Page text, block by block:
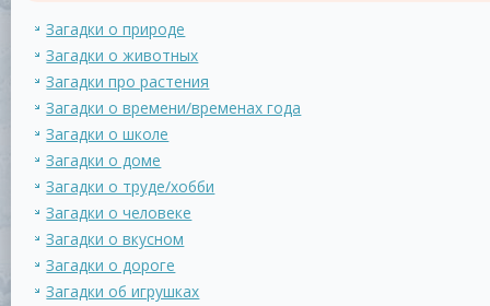
Загадки о природе
Загадки о животных
Загадки про растения
Загадки о времени/временах года
Загадки о школе
Загадки о доме
Загадки о труде/хобби
Загадки о человеке
Загадки о вкусном
Загадки о дороге
Загадки об игрушках